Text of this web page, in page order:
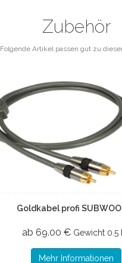
Zubehör
Folgende Artikel passen gut zu
Goldkabel profi
ab 69.00 € Gewicht 0.5
Mehr Informationen